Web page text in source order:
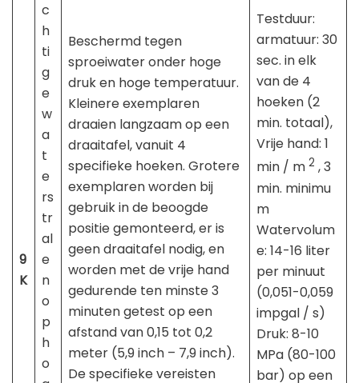
9
K
c
h
ti
g
e
w
a
t
e
rs
tr
al
e
n
o
p
h
o
Beschermd tegen
sproeiwater onder hoge
druk en hoge temperatuur.
Kleinere exemplaren
draaien langzaam op een
draaitafel, vanuit 4
specifieke hoeken. Grotere
exemplaren worden bij
gebruik in de beoogde
positie gemonteerd, er is
geen draaitafel nodig, en
worden met de vrije hand
gedurende ten minste 3
minuten getest op een
afstand van 0,15 tot 0,2
meter (5,9 inch – 7,9 inch).
De specifieke vereisten
Testduur:
armatuur: 30
sec. in elk
van de 4
hoeken (2
min. totaal),
Vrije hand: 1
min / m 2 , 3
min. minimu
m
Watervolum
e: 14-16 liter
per minuut
(0,051-0,059
impgal / s)
Druk: 8-10
MPa (80-100
bar) op een